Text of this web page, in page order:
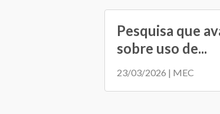
Pesquisa que
sobre uso de...
23/03/2026 | MEC